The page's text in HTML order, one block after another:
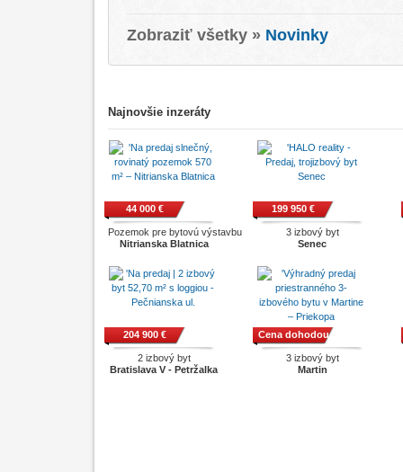
Zobraziť všetky » Novinky
Najnovšie inzeráty
44 000 €
Pozemok pre bytovú výstavbu
Nitrianska Blatnica
199 950 €
3 izbový byt
Senec
204 900 €
2 izbový byt
Bratislava V - Petržalka
Cena dohodou
3 izbový byt
Martin